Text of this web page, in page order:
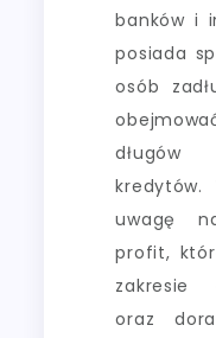
banków i
posiada
osób
uwagę
profit,
zakresie
oraz